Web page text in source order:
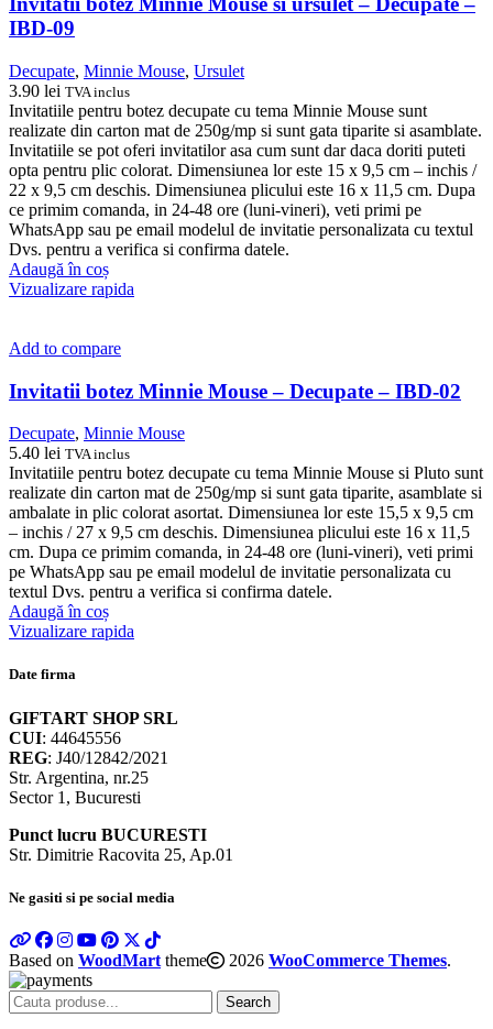
IBD-09
Decupate, Minnie Mouse, Ursulet
3.90 lei TVA inclus
Invitatiile pentru botez decupate cu tema Minnie Mouse sunt
realizate din carton mat de 250g/mp si sunt gata tiparite si asamblate.
Invitatiile se pot oferi invitatilor asa cum sunt dar daca doriti puteti
opta pentru plic colorat. Dimensiunea lor este 15 x 9,5 cm – inchis /
22 x 9,5 cm deschis. Dimensiunea plicului este 16 x 11,5 cm. Dupa
ce primim comanda, in 24-48 ore (luni-vineri), veti primi pe
WhatsApp sau pe email modelul de invitatie personalizata cu textul
Dvs. pentru a verifica si confirma datele.
Adaugă în coș
Vizualizare rapida
Add to compare
Invitatii botez Minnie Mouse – Decupate – IBD-02
Decupate, Minnie Mouse
5.40 lei TVA inclus
Invitatiile pentru botez decupate cu tema Minnie Mouse si Pluto sunt
realizate din carton mat de 250g/mp si sunt gata tiparite, asamblate si
ambalate in plic colorat asortat. Dimensiunea lor este 15,5 x 9,5 cm
– inchis / 27 x 9,5 cm deschis. Dimensiunea plicului este 16 x 11,5
cm. Dupa ce primim comanda, in 24-48 ore (luni-vineri), veti primi
pe WhatsApp sau pe email modelul de invitatie personalizata cu
textul Dvs. pentru a verifica si confirma datele.
Adaugă în coș
Vizualizare rapida
Date firma
GIFTART SHOP SRL
CUI: 44645556
REG: J40/12842/2021
Str. Argentina, nr.25
Sector 1, Bucuresti
Punct lucru BUCURESTI
Str. Dimitrie Racovita 25, Ap.01
Ne gasiti si pe social media
Based on WoodMart theme 2026 WooCommerce Themes.
Search